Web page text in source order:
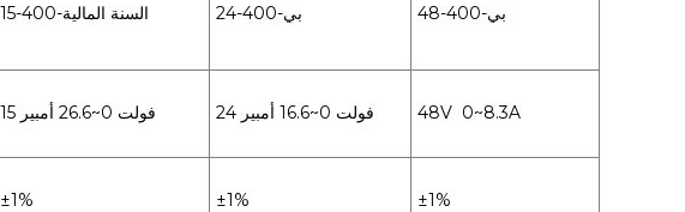
السنة المالية-400-15 بي-400-24 بي-400-48
15 فولت 0~26.6 أمبير 24 فولت 0~16.6 أمبير 48V 0~8.3A
±1% ±1% ±1%